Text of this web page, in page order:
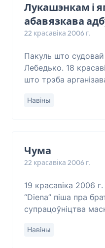
Лукашэнкам і
абавязкава
22 красавіка 2006 г.
Пакуль што
Лебедько. 18
што трэба
выбачылі нямецкім
Навіны
Чума
22 красавіка 2006 г.
19 красавіка 2006
“Diena” піша пра
супрацоўніцтва
арганізацыяў.
Навіны